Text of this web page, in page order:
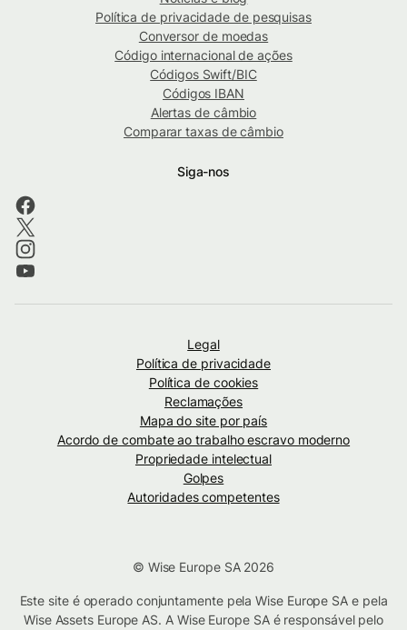
Política de privacidade de pesquisas
Conversor de moedas
Código internacional de ações
Códigos Swift/BIC
Códigos IBAN
Alertas de câmbio
Comparar taxas de câmbio
Siga-nos
Legal
Política de privacidade
Política de cookies
Reclamações
Mapa do site por país
Acordo de combate ao trabalho escravo moderno
Propriedade intelectual
Golpes
Autoridades competentes
© Wise Europe SA 2026
Este site é operado conjuntamente pela Wise Europe SA e pela
Wise Assets Europe AS. A Wise Europe SA é responsável pelo